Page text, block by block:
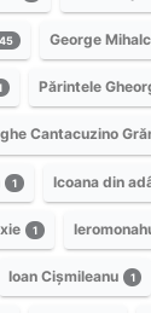
45 George
Părintele
Cantacuzino
1 Icoana din
1
Ioan Cișmileanu 1